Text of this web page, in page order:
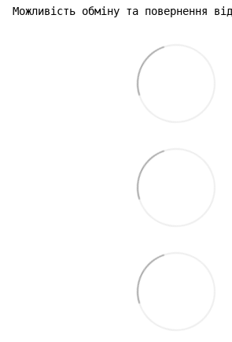
Можливість обміну та повернення